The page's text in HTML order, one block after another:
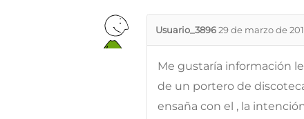
Usuario_389629 de marzo de
Me gustaría información
de un portero de
ensaña con el , la